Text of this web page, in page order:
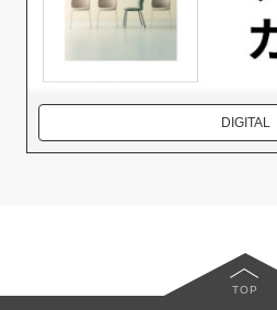
DIGITAL
TOP